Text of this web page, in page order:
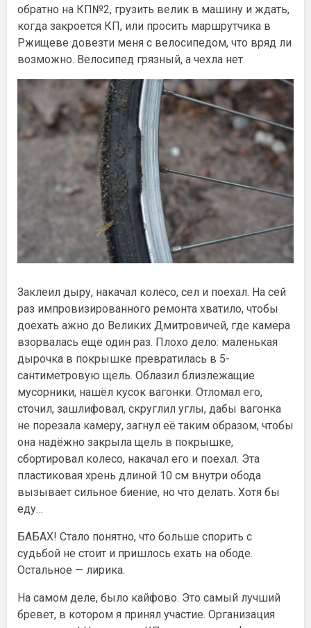
обратно на КП№2, грузить велик в машину и ждать,
когда закроется КП, или просить маршрутчика в
Ржищеве довезти меня с велосипедом, что вряд ли
возможно. Велосипед грязный, а чехла нет.
Заклеил дыру, накачал колесо, сел и поехал. На сей
раз импровизированного ремонта хватило, чтобы
доехать ажно до Великих Дмитровичей, где камера
взорвалась ещё один раз. Плохо дело: маленькая
дырочка в покрышке превратилась в 5-
сантиметровую щель. Облазил близлежащие
мусорники, нашёл кусок вагонки. Отломал его,
сточил, зашлифовал, скруглил углы, дабы вагонка
не порезала камеру, загнул её таким образом, чтобы
она надёжно закрыла щель в покрышке,
сбортировал колесо, накачал его и поехал. Эта
пластиковая хрень длиной 10 см внутри обода
вызывает сильное биение, но что делать. Хотя бы
еду…
БАБАХ! Стало понятно, что больше спорить с
судьбой не стоит и пришлось ехать на ободе.
Остальное — лирика.
На самом деле, было кайфово. Это самый лучший
бревет, в котором я принял участие. Организация